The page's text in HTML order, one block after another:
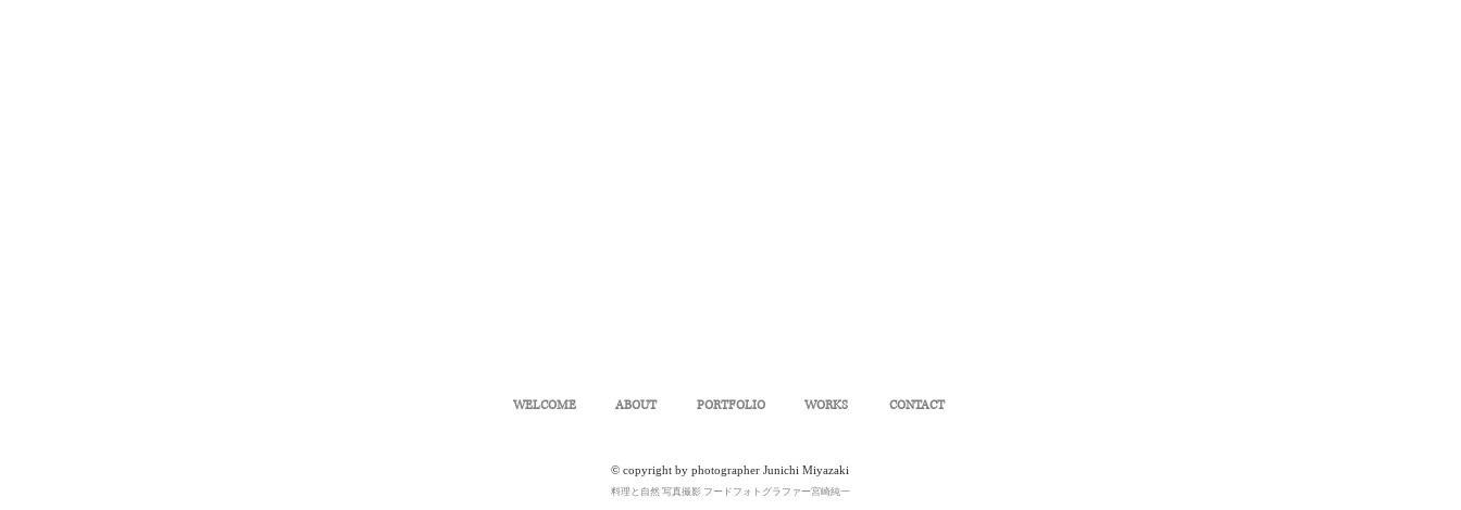
WELCOME ABOUT PORTFOLIO WORKS CONTACT
© copyright by photographer Junichi Miyazaki
料理と自然 写真撮影 フードフォトグラファー宮崎純一